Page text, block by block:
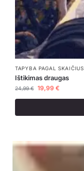
TAPYBA PAGAL SKAIČIUS
Ištikimas draugas
24,99€ 19,99 €